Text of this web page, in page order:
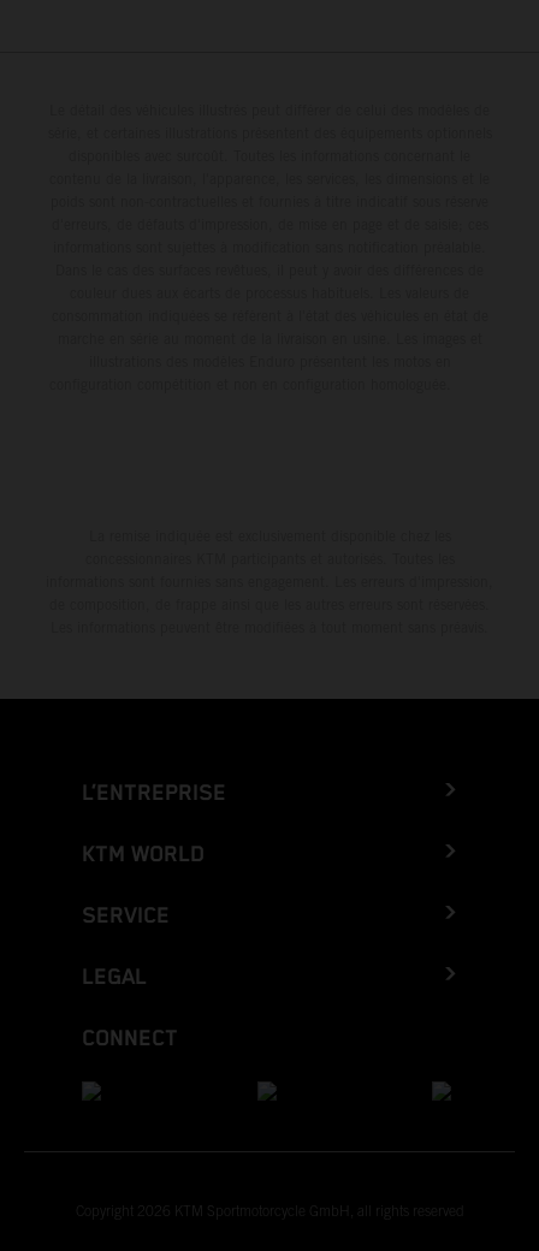
L’ENTREPRISE
KTM WORLD
SERVICE
LEGAL
CONNECT
Copyright 2026 KTM Sportmotorcycle GmbH, all rights reserved